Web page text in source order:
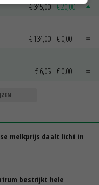
€ 345,00 € 20,00
€ 134,00 € 0,00
€ 6,05 € 0,00
melkprijs daalt licht in
bestrijkt hele